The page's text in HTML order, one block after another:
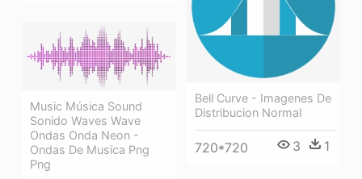
Bell Curve - Imagenes De
Distribucion Normal
720*720 3 1
Music Música Sound
Sonido Waves Wave
Ondas Onda Neon -
Ondas De Musica Png
Png